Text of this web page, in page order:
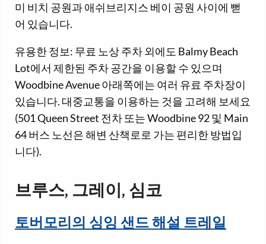
미 비치 공원과 애쉬브리지스 베이 공원 사이에 뻗
어 있습니다.
유용한 정보: 무료 노상 주차 외에도 Balmy Beach
Lot에서 제한된 주차 공간을 이용할 수 있으며
Woodbine Avenue 아래쪽에는 여러 유료 주차장이
있습니다. 대중교통을 이용하는 것을 고려해 보세요
(501 Queen Street 전차 또는 Woodbine 92 및 Main
64 버스 노선은 해변 산책로로 가는 편리한 방법입
니다).
브루스, 그레이, 심코
토버모리의 싱잉 샌드 해설 트레일